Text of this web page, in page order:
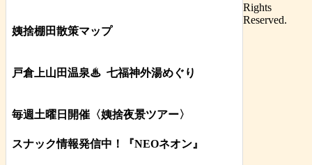
姨捨棚田散策マップ
戸倉上山田温泉♨ 七福神外湯めぐり
毎週土曜日開催〈姨捨夜景ツアー〉
スナック情報発信中！『NEOネオン』
Rights
Reserved.